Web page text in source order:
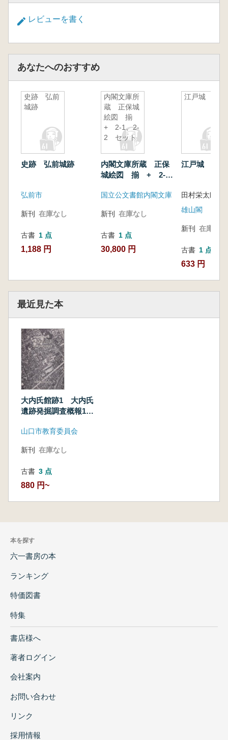
レビューを書く
あなたへのおすすめ
史跡 弘前
城跡
史跡 弘前城跡
弘前市
新刊 在庫なし
古書 1 点
1,188 円
内閣文庫所
蔵 正保城
絵図 揃
+ 2-1、2-
2 セット
内閣文庫所蔵 正保
城絵図 揃 + 2-
国立公文書館内閣文庫
新刊 在庫なし
古書 1 点
30,800 円
江戸城
江戸城
田村栄太郎 著
雄山閣
新刊 在庫なし
古書 1 点
633 円
最近見た本
大内氏館跡1 大内氏
遺跡発掘調査概報1
料
山口市教育委員会
新刊 在庫なし
古書 3 点
880 円~
本を探す
六一書房の本
ランキング
特価図書
特集
書店様へ
著者ログイン
会社案内
お問い合わせ
リンク
採用情報